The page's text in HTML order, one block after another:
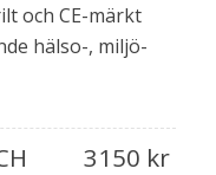
och CE-märkt
hälso-, miljö-
3150 kr